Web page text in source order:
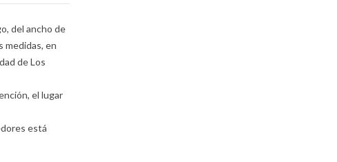
del ancho de
medidas, en
de Los
el lugar
está